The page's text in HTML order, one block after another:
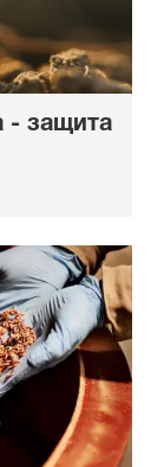
- защита